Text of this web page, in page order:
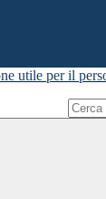
utile per il